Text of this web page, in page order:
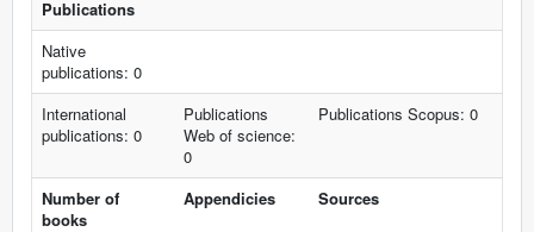
Publications
Native
publications: 0
International
publications: 0
Publications
Web of science:
0
Publications Scopus: 0
Number of
books
Appendicies Sources